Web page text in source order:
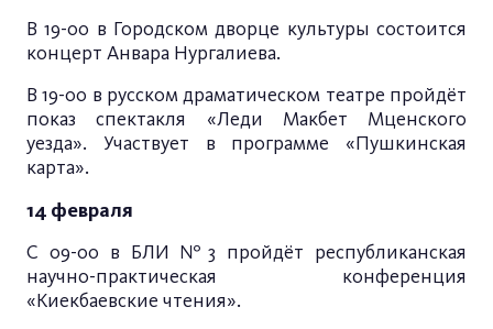
В 19-00 в Городском дворце культуры состоится
концерт Анвара Нургалиева.
В 19-00 в русском драматическом театре пройдёт
показ спектакля «Леди Макбет Мценского
уезда». Участвует в программе «Пушкинская
карта».
14 февраля
С 09-00 в БЛИ №3 пройдёт республиканская
научно-практическая конференция
«Киекбаевские чтения».